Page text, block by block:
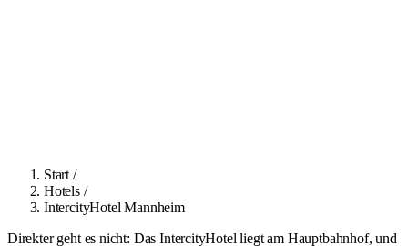
Start /
Hotels /
IntercityHotel Mannheim
Direkter geht es nicht: Das IntercityHotel liegt am Hauptbahnhof, und